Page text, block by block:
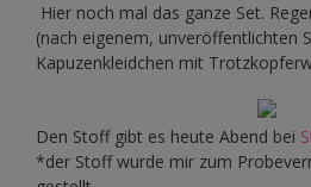
Hier noch mal das ganze Set.
(nach eigenem, unveröffentlichten
Kapuzenkleidchen mit
Den Stoff gibt es heute Abend bei
*der Stoff wurde mir zum